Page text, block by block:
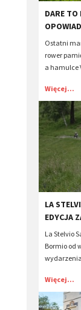
DARE
Ostatni
rower
a hamulce
Więcej...
LA
EDYCJA
La Stelvio
Bormio od
wydarzenia
Więcej...